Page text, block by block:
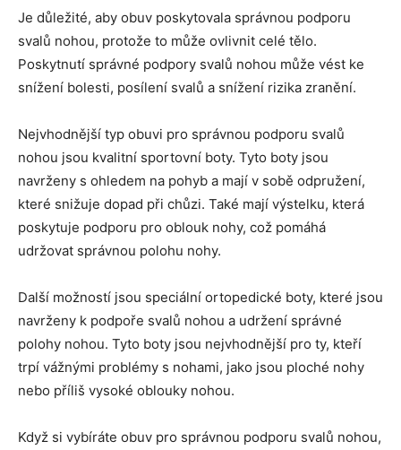
Je důležité, aby obuv poskytovala správnou podporu
svalů nohou, protože to může ovlivnit celé tělo.
Poskytnutí správné podpory svalů nohou může vést ke
snížení bolesti, posílení svalů a snížení rizika zranění.
Nejvhodnější typ obuvi pro správnou podporu svalů
nohou jsou kvalitní sportovní boty. Tyto boty jsou
navrženy s ohledem na pohyb a mají v sobě odpružení,
které snižuje dopad při chůzi. Také mají výstelku, která
poskytuje podporu pro oblouk nohy, což pomáhá
udržovat správnou polohu nohy.
Další možností jsou speciální ortopedické boty, které jsou
navrženy k podpoře svalů nohou a udržení správné
polohy nohou. Tyto boty jsou nejvhodnější pro ty, kteří
trpí vážnými problémy s nohami, jako jsou ploché nohy
nebo příliš vysoké oblouky nohou.
Když si vybíráte obuv pro správnou podporu svalů nohou,